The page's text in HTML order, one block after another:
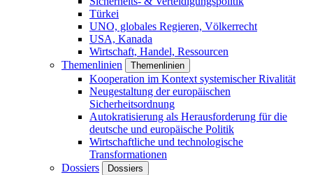
Türkei
UNO, globales Regieren, Völkerrecht
USA, Kanada
Wirtschaft, Handel, Ressourcen
Themenlinien
Themenlinien
Kooperation im Kontext systemischer Rivalität
Neugestaltung der europäischen
Sicherheitsordnung
Autokratisierung als Herausforderung für die
deutsche und europäische Politik
Wirtschaftliche und technologische
Transformationen
Dossiers
Dossiers